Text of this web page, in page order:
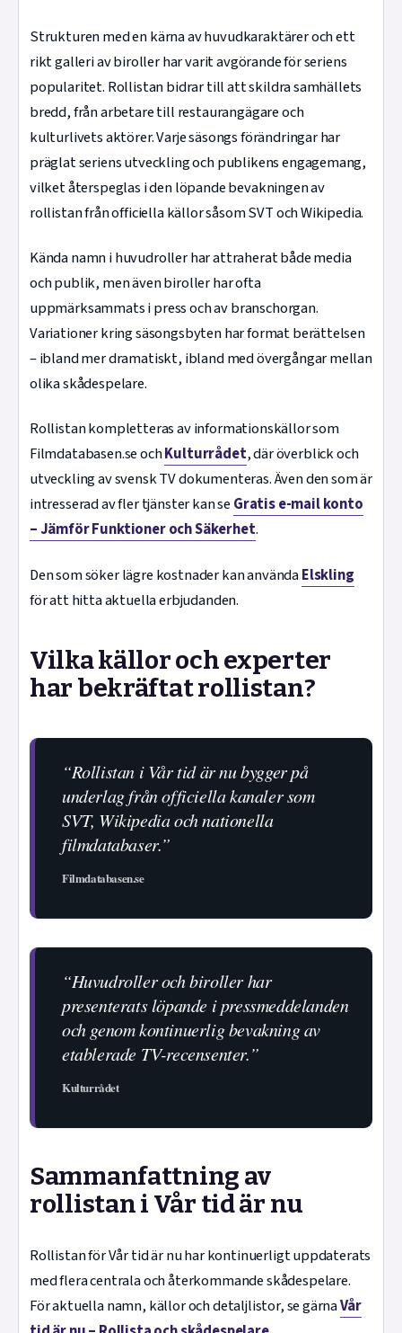
Strukturen med en kärna av huvudkaraktärer och ett
rikt galleri av biroller har varit avgörande för seriens
popularitet. Rollistan bidrar till att skildra samhällets
bredd, från arbetare till restaurangägare och
kulturlivets aktörer. Varje säsongs förändringar har
präglat seriens utveckling och publikens engagemang,
vilket återspeglas i den löpande bevakningen av
rollistan från officiella källor såsom SVT och Wikipedia.
Kända namn i huvudroller har attraherat både media
och publik, men även biroller har ofta
uppmärksammats i press och av branschorgan.
Variationer kring säsongsbyten har format berättelsen
– ibland mer dramatiskt, ibland med övergångar mellan
olika skådespelare.
Rollistan kompletteras av informationskällor som
Filmdatabasen.se ochKulturrådet, där överblick och
utveckling av svensk TV dokumenteras. Även den som är
intresserad av fler tjänster kan seGratis e-mail konto
– Jämför Funktioner och Säkerhet.
Den som söker lägre kostnader kan användaElskling
för att hitta aktuella erbjudanden.
Vilka källor och experter
har bekräftat rollistan?
“Rollistan i Vår tid är nu bygger på
underlag från officiella kanaler som
SVT, Wikipedia och nationella
filmdatabaser.”
Filmdatabasen.se
“Huvudroller och biroller har
presenterats löpande i pressmeddelanden
och genom kontinuerlig bevakning av
etablerade TV-recensenter.”
Kulturrådet
Sammanfattning av
rollistan i Vår tid är nu
Rollistan för Vår tid är nu har kontinuerligt uppdaterats
med flera centrala och återkommande skådespelare.
För aktuella namn, källor och detaljlistor, se gärnaVår